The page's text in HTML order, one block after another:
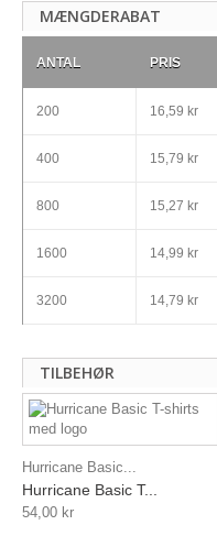
MÆNGDERABAT
ANTAL PRIS
200 16,59 kr
400 15,79 kr
800 15,27 kr
1600 14,99 kr
3200 14,79 kr
TILBEHØR
Hurricane Basic...
Hurricane Basic T...
54,00 kr